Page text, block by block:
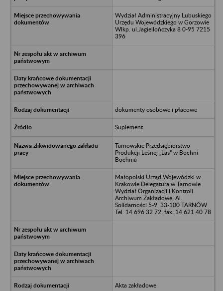
Wydział Administracyjny Lubuskiego
Urzędu Wojewódzkiego w Gorzowie
Wlkp. ul.Jagiellończyka 8 0-95 7215
396
dokumenty osobowe i płacowe
Suplement
Tarnowskie Przedsiębiorstwo
Produkcji Leśnej „Las” w Bochni
Bochnia
Małopolski Urząd Wojewódzki w
Krakowie Delegatura w Tarnowie
Wydział Organizacji i Kontroli
Archiwum Zakładowe, Al.
Solidarności 5-9, 33-100 TARNÓW
Tel. 14 696 32 72; fax. 14 621 40 78
Akta zakładowe